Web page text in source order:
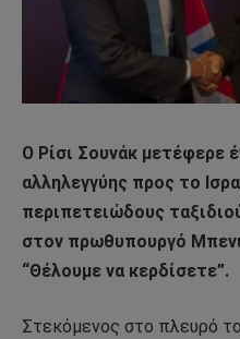
Ο Ρίσι Σουνάκ μετέφερε
αλληλεγγύης προς το
περιπετειώδους
στον πρωθυπουργό
“Θέλουμε να κερδίσετε”.
Στεκόμενος στο πλευρό